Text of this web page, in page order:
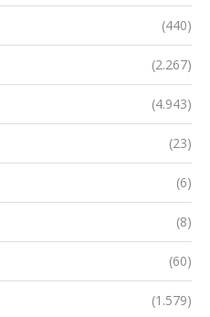
(440)
(2.267)
(4.943)
(23)
(6)
(8)
(60)
(1.579)